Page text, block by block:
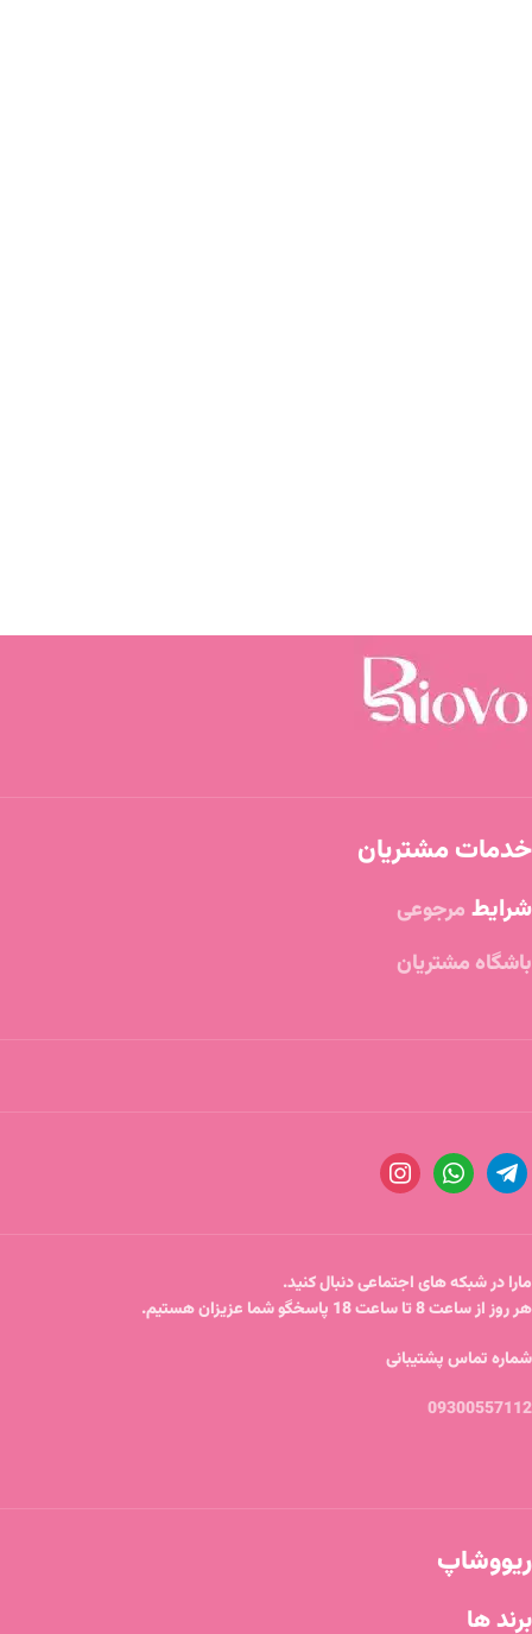
خدمات مشتریان
شرایط مرجوعی
باشگاه مشتریان
مارا در شبکه های اجتماعی دنبال کنید.
هر روز از ساعت 8 تا ساعت 18 پاسخگو شما عزیزان هستیم.
شماره تماس پشتیبانی
09300557112
ریووشاپ
برند ها